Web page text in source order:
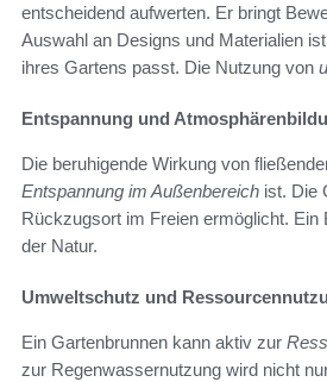
entscheidend aufwerten. Er bringt
Auswahl an Designs und Materialien
ihres Gartens passt. Die Nutzung von
Entspannung und
Die beruhigende Wirkung von
Entspannung im Außenbereich ist. Die
Rückzugsort im Freien ermöglicht.
der Natur.
Umweltschutz und
Ein Gartenbrunnen kann aktiv zur
zur Regenwassernutzung wird nicht